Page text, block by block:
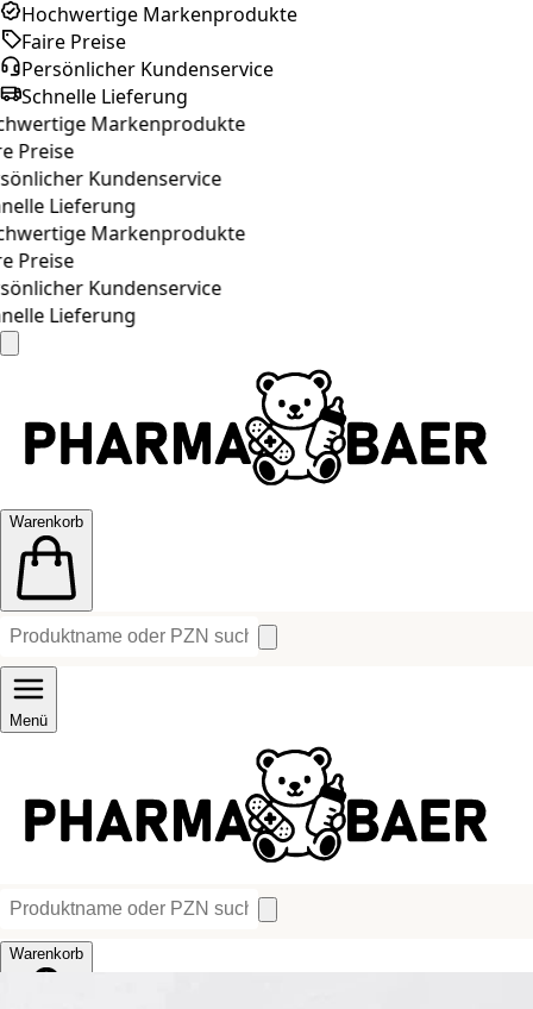
Hochwertige Markenprodukte
Faire Preise
Persönlicher Kundenservice
Schnelle Lieferung
Markenprodukte
Preise
Kundenservice
Lieferung
Markenprodukte
Preise
Kundenservice
Lieferung
Warenkorb
Menü
Warenkorb